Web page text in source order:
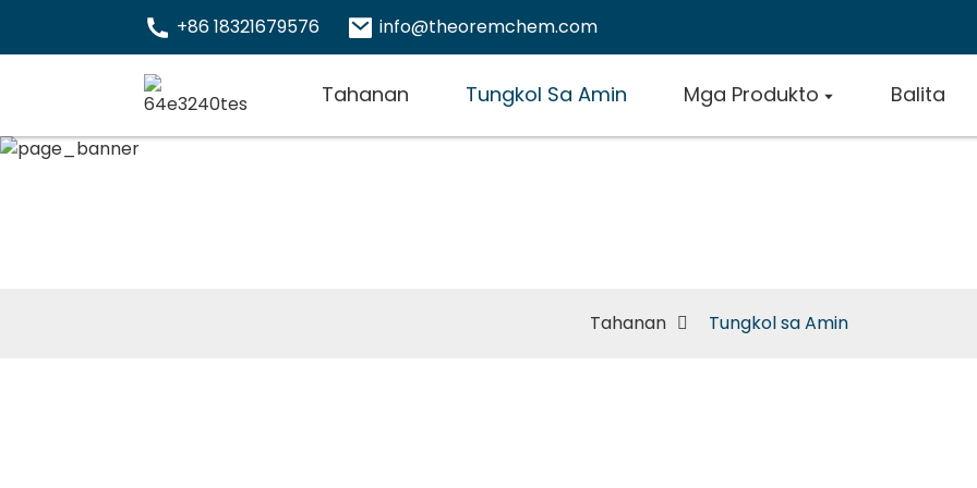
+86 18321679576 info@theoremchem.com
Tahanan Tungkol Sa Amin Mga Produkto Balita
Tahanan Tungkol sa Amin